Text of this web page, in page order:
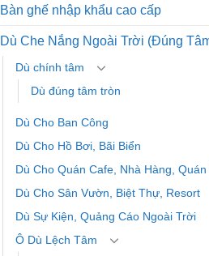
Bàn ghế nhập khẩu cao cấp
Dù Che Nắng Ngoài Trời (Đúng
Dù chính tâm
Dù đúng tâm tròn
Dù Cho Ban Công
Dù Cho Hồ Bơi, Bãi Biển
Dù Cho Quán Cafe, Nhà Hàng, Quán
Dù Cho Sân Vườn, Biệt Thự, Resort
Dù Sự Kiện, Quảng Cáo Ngoài Trời
Ô Dù Lệch Tâm